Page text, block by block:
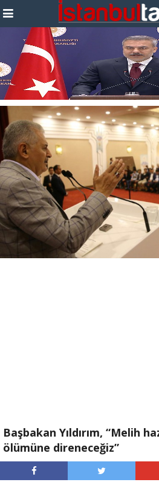
Başbakan Yıldırım, “Melih
ölümüne direneceğiz”